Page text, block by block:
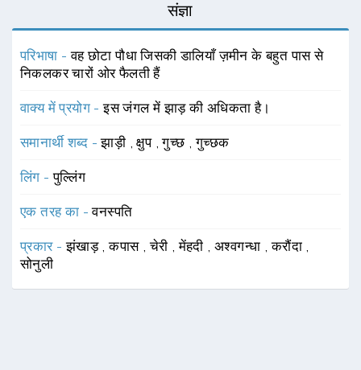
संज्ञा
परिभाषा -वह छोटा पौधा जिसकी डालियाँ ज़मीन के बहुत पास से
निकलकर चारों ओर फैलती हैं
वाक्य में प्रयोग -इस जंगल में झाड़ की अधिकता है।
समानार्थी शब्द -झाड़ी ,क्षुप ,गुच्छ ,गुच्छक
लिंग -पुल्लिंग
एक तरह का -वनस्पति
प्रकार -झंखाड़ ,कपास ,चेरी ,मेंहदी ,अश्वगन्धा ,करौंदा ,
सोनुली